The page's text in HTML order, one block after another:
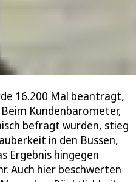
16.200 Mal beantragt,
Kundenbarometer,
befragt wurden, stieg
in den Bussen,
Ergebnis hingegen
Auch hier beschwerten